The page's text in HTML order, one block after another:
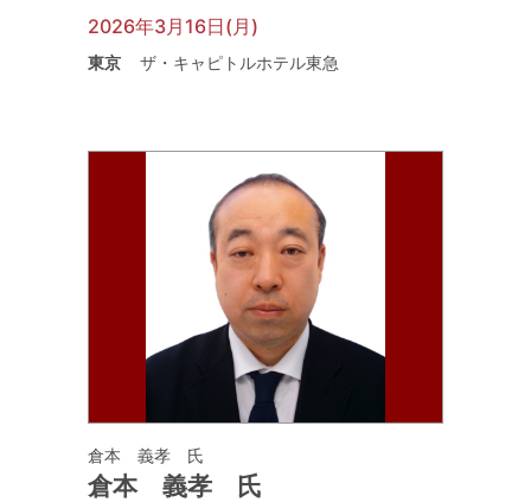
2026年3月16日(月)
東京 ザ・キャピトルホテル東急
倉本 義孝 氏
倉本 義孝 氏